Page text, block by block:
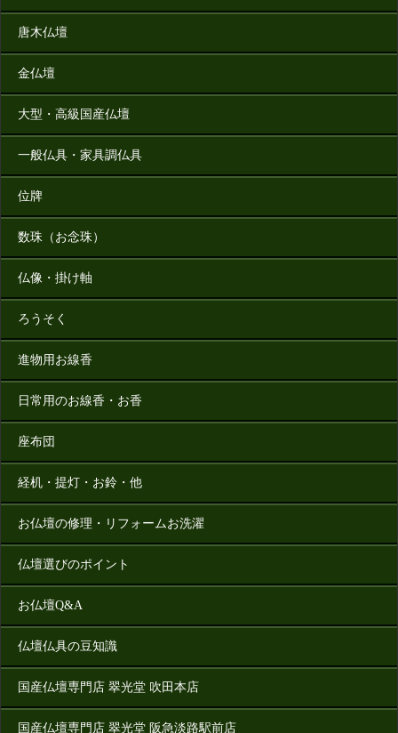
唐木仏壇
金仏壇
大型・高級国産仏壇
一般仏具・家具調仏具
位牌
数珠（お念珠）
仏像・掛け軸
ろうそく
進物用お線香
日常用のお線香・お香
座布団
経机・提灯・お鈴・他
お仏壇の修理・リフォームお洗濯
仏壇選びのポイント
お仏壇Q&A
仏壇仏具の豆知識
国産仏壇専門店 翠光堂 吹田本店
国産仏壇専門店 翠光堂 阪急淡路駅前店